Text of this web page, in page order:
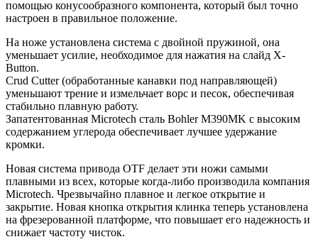
помощью конусообразного компонента, который был точно
настроен в правильное положение.
На ноже установлена система с двойной пружиной, она
уменьшает усилие, необходимое для нажатия на слайд X-
Button.
Crud Cutter (обработанные канавки под направляющей)
уменьшают трение и измельчает ворс и песок, обеспечивая
стабильно плавную работу.
Запатентованная Microtech сталь Bohler M390MK с высоким
содержанием углерода обеспечивает лучшее удержание
кромки.
Новая система привода OTF делает эти ножи самыми
плавными из всех, которые когда-либо производила компания
Microtech. Чрезвычайно плавное и легкое открытие и
закрытие. Новая кнопка открытия клинка теперь установлена
на фрезерованной платформе, что повышает его надежность и
снижает частоту чисток.